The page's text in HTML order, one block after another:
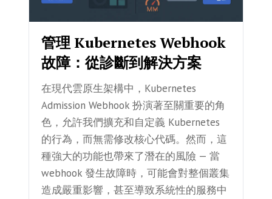
管理 Kubernetes Webhook
故障：從診斷到解決方案
在現代雲原生架構中，Kubernetes
Admission Webhook 扮演著至關重要的角
色，允許我們擴充和自定義 Kubernetes
的行為，而無需修改核心代碼。然而，這
種強大的功能也帶來了潛在的風險 — 當
webhook 發生故障時，可能會對整個叢集
造成嚴重影響，甚至導致系統性的服務中